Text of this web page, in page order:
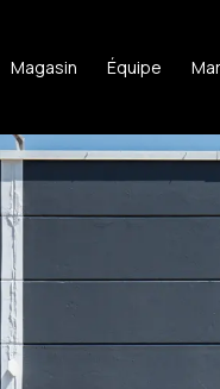
Magasin Équipe